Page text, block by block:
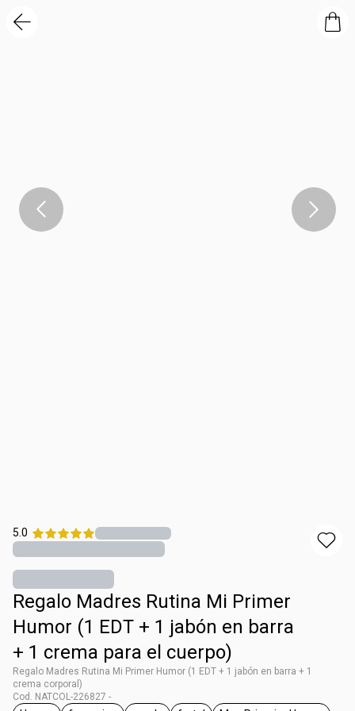
5.0
Regalo Madres Rutina Mi Primer
Humor (1 EDT + 1 jabón en barra
+ 1 crema para el cuerpo)
Regalo Madres Rutina Mi Primer Humor (1 EDT + 1 jabón en barra + 1
crema corporal)
Cod. NATCOL-226827 -